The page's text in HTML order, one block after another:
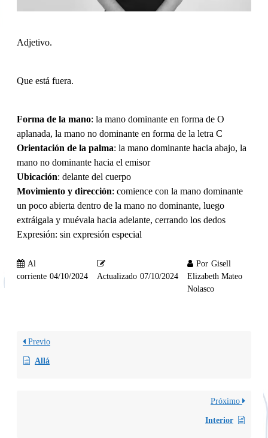
Adjetivo.
Que está fuera.
Forma de la mano: la mano dominante en forma de O
aplanada, la mano no dominante en forma de la letra C
Orientación de la palma: la mano dominante hacia abajo, la
mano no dominante hacia el emisor
Ubicación: delante del cuerpo
Movimiento y dirección: comience con la mano dominante
un poco abierta dentro de la mano no dominante, luego
extráigala y muévala hacia adelante, cerrando los dedos
Expresión: sin expresión especial
Al
corriente 04/10/2024 Actualizado 07/10/2024
Por Gisell
Elizabeth Mateo
Nolasco
Previo
Allá
Próximo
Interior